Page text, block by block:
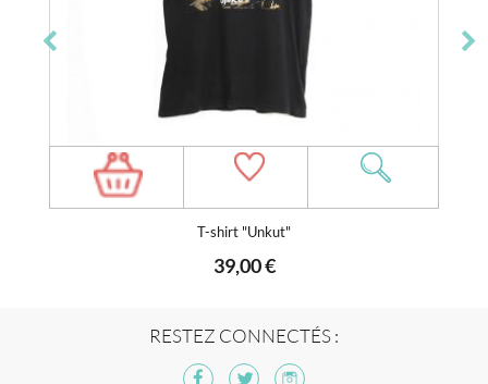
T-shirt "Unkut"
39,00 €
RESTEZ CONNECTÉS :